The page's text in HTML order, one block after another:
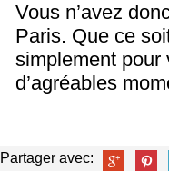
Vous n’avez
Paris. Que ce
simplement pour
d’agréables
Partager avec: